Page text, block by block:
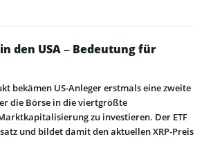
den USA – Bedeutung für
bekämen US-Anleger erstmals eine zweite
die Börse in die viertgrößte
zu investieren. Der ETF
und bildet damit den aktuellen XRP-Preis